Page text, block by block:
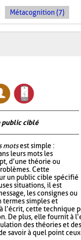
Métacognition (7)
public ciblé
motsest simple :
leurs mots les
d’une théorie ou
Cette
un public cible spécifié
situations, il est
les consignes ou
termes simples et
l’écrit, cette technique
De plus, elle fournit à
des théories et
savoir à quel point